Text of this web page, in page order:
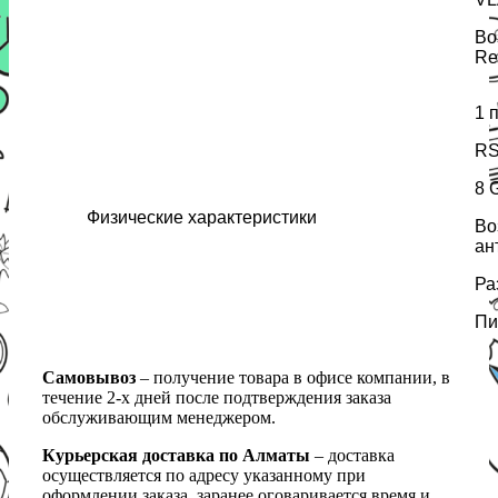
Физические характеристики
1
8
Самовывоз – получение товара в офисе компании, в
течение 2-х дней после подтверждения заказа
обслуживающим менеджером.
Курьерская доставка по Алматы – доставка
осуществляется по адресу указанному при